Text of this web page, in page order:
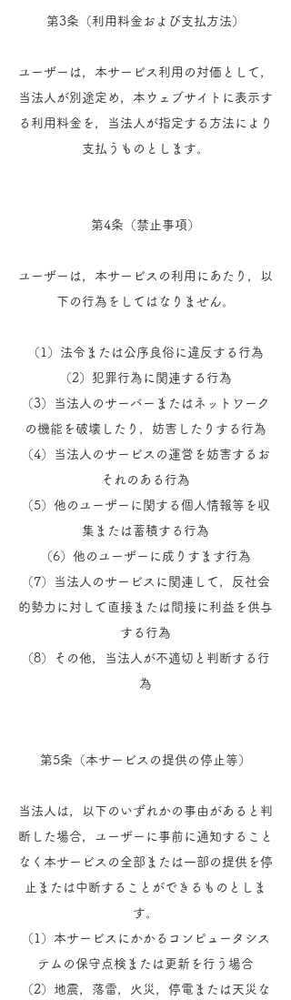
第3条（利用料金および支払方法）
ユーザーは，本サービス利用の対価として，
当法人が別途定め，本ウェブサイトに表示す
る利用料金を，当法人が指定する方法により
支払うものとします。
第4条（禁止事項）
ユーザーは，本サービスの利用にあたり，以
下の行為をしてはなりません。
（1）法令または公序良俗に違反する行為
（2）犯罪行為に関連する行為
（3）当法人のサーバーまたはネットワーク
の機能を破壊したり，妨害したりする行為
（4）当法人のサービスの運営を妨害するお
それのある行為
（5）他のユーザーに関する個人情報等を収
集または蓄積する行為
（6）他のユーザーに成りすます行為
（7）当法人のサービスに関連して，反社会
的勢力に対して直接または間接に利益を供与
する行為
（8）その他，当法人が不適切と判断する行
為
第5条（本サービスの提供の停止等）
当法人は，以下のいずれかの事由があると判
断した場合，ユーザーに事前に通知すること
なく本サービスの全部または一部の提供を停
止または中断することができるものとしま
す。
（1）本サービスにかかるコンピュータシス
テムの保守点検または更新を行う場合
（2）地震，落雷，火災，停電または天災な